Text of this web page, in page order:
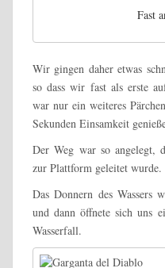
Fast
Wir gingen daher etwas
so dass wir fast als erste
war nur ein weiteres
Sekunden Einsamkeit
Der Weg war so angelegt,
zur Plattform geleitet wurde.
Das Donnern des Wassers
und dann öffnete sich uns
Wasserfall.